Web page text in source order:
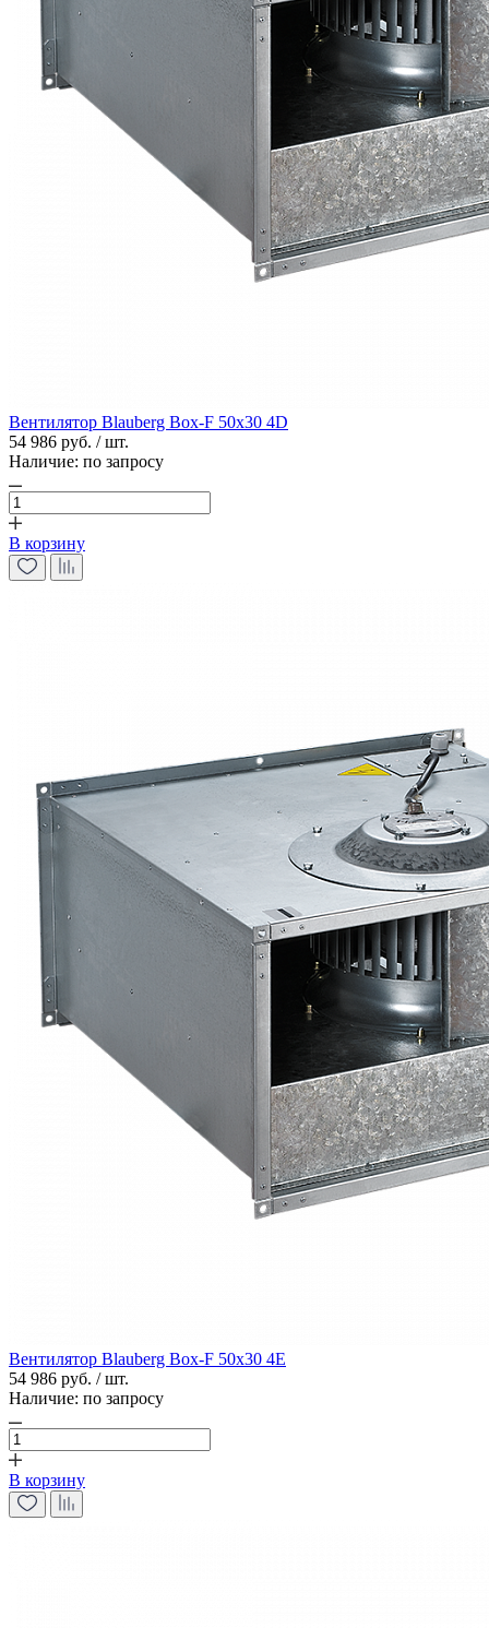
Вентилятор Blauberg Box-F 50х30 4D
54 986 руб. / шт.
Наличие: по запросу
В корзину
Вентилятор Blauberg Box-F 50х30 4E
54 986 руб. / шт.
Наличие: по запросу
В корзину